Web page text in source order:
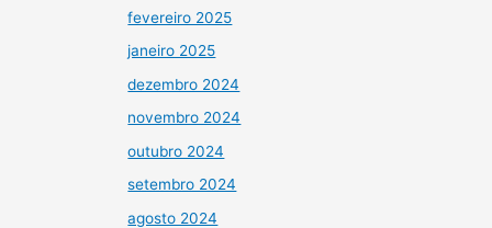
fevereiro 2025
janeiro 2025
dezembro 2024
novembro 2024
outubro 2024
setembro 2024
agosto 2024